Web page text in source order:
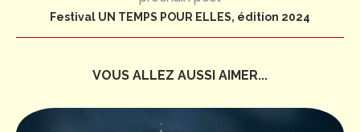
Festival UN TEMPS POUR ELLES, édition 2024
VOUS ALLEZ AUSSI AIMER...